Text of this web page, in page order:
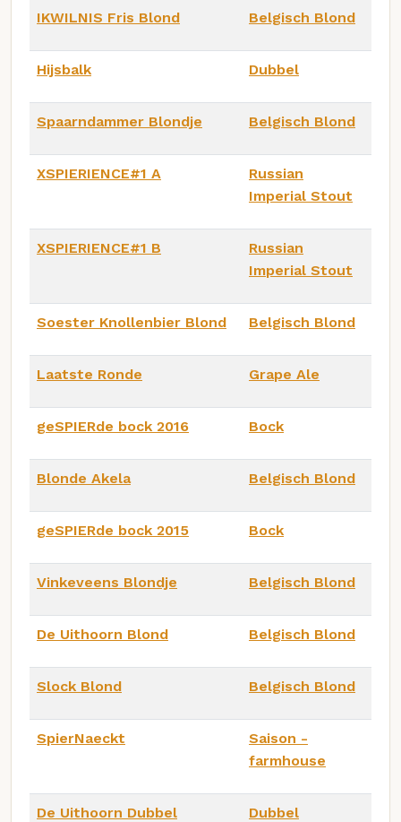
IKWILNIS Fris Blond Belgisch Blond
Hijsbalk Dubbel
Spaarndammer Blondje Belgisch Blond
XSPIERIENCE#1 A
Russian
Imperial Stout
XSPIERIENCE#1 B
Russian
Imperial Stout
Soester Knollenbier Blond Belgisch Blond
Laatste Ronde Grape Ale
geSPIERde bock 2016 Bock
Blonde Akela Belgisch Blond
geSPIERde bock 2015 Bock
Vinkeveens Blondje Belgisch Blond
De Uithoorn Blond Belgisch Blond
Slock Blond Belgisch Blond
SpierNaeckt
Saison -
farmhouse
De Uithoorn Dubbel Dubbel